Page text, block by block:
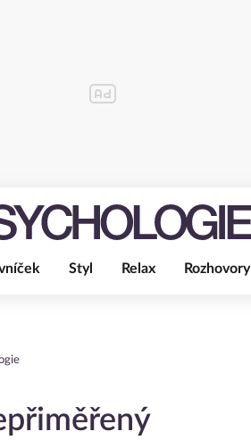
Styl Relax Rozhovory